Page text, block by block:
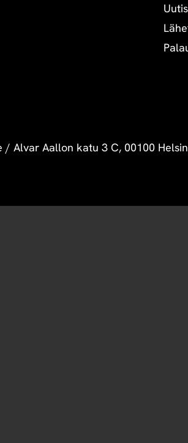
/ Alvar Aallon katu 3 C, 00100